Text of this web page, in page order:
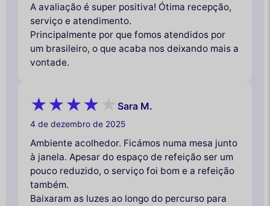
A avaliação é super positiva! Ótima recepção,
serviço e atendimento.
Principalmente por que fomos atendidos por
um brasileiro, o que acaba nos deixando mais a
vontade.
Sara M.
4 de dezembro de 2025
Ambiente acolhedor. Ficámos numa mesa junto
à janela. Apesar do espaço de refeição ser um
pouco reduzido, o serviço foi bom e a refeição
também.
Baixaram as luzes ao longo do percurso para